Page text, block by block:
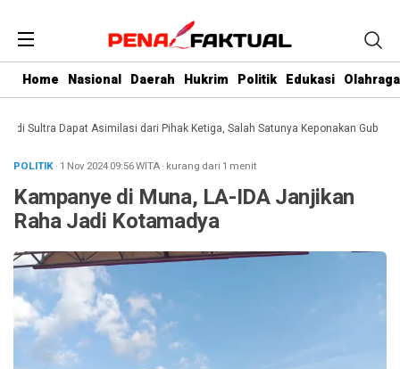
Home Nasional Daerah Hukrim Politik Edukasi Olahraga
Dapat Asimilasi dari Pihak Ketiga, Salah Satunya Keponakan Gubernur
POLITIK· 1 Nov 202409:56WITA· kurang dari 1 menit
Kampanye di Muna, LA-IDA Janjikan
Raha Jadi Kotamadya